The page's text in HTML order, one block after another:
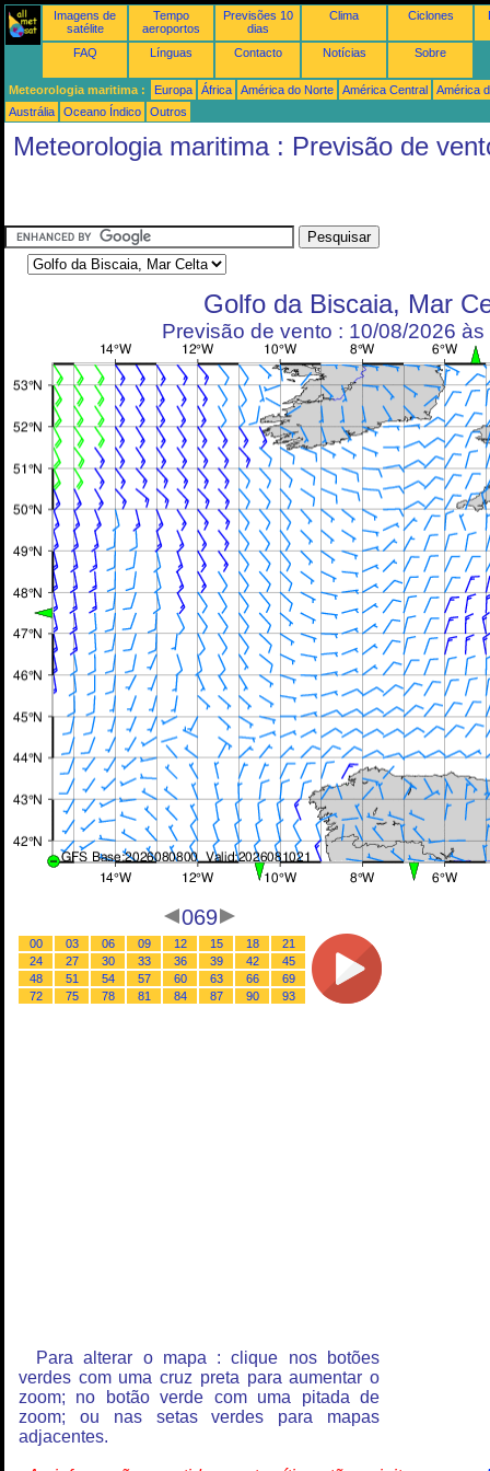
Imagens de
satélite
Tempo
aeroportos
Previsões 10
dias
Clima Ciclones
FAQ Línguas Contacto Notícias Sobre
Meteorologia maritima : Europa África América do Norte América Central
América
Austrália
Oceano Índico Outros
Meteorologia maritima : Previsão de
Golfo da Biscaia, Mar
Previsão de vento : 10/08/2026 às
069
00 03 06 09 12 15 18
21
24
27 30 33 36 39 42
45
48
51 54 57 60 63 66
69
72
75 78 81 84 87 90 93
Para alterar o mapa : clique nos botões
verdes com uma cruz preta para aumentar o
zoom; no botão verde com uma pitada de
zoom; ou nas setas verdes para mapas
adjacentes.